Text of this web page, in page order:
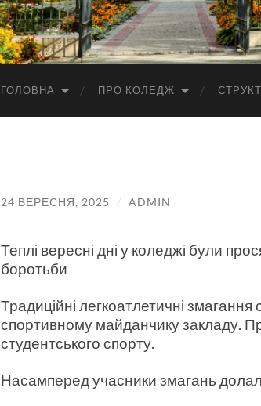
ГОЛОВНА ПРО КОЛЕДЖ
24 ВЕРЕСНЯ, 2025 / ADMIN
Теплі вересні дні у коледжі були
боротьби
Традиційні легкоатлетичні
спортивному майданчику закладу.
студентського спорту.
Насамперед учасники змагань